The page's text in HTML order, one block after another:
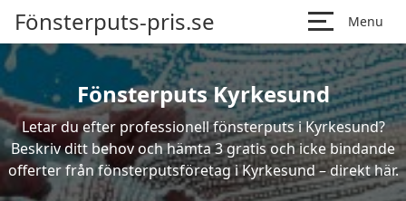
Fönsterputs-pris.se Menu
Fönsterputs Kyrkesund
Letar du efter professionell fönsterputs i Kyrkesund?
Beskriv ditt behov och hämta 3 gratis och icke bindande
offerter från fönsterputsföretag i Kyrkesund – direkt här.